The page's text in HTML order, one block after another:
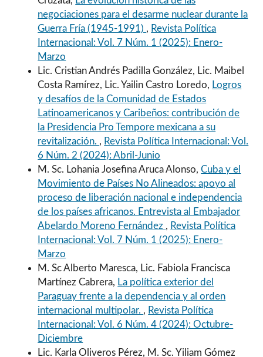
negociaciones para el desarme nuclear durante la
Guerra Fría (1945-1991) , Revista Política
Internacional: Vol. 7 Núm. 1 (2025): Enero-
Marzo
Lic. Cristian Andrés Padilla González, Lic. Maibel
Costa Ramírez, Lic. Yailin Castro Loredo, Logros
y desafíos de la Comunidad de Estados
Latinoamericanos y Caribeños: contribución de
la Presidencia Pro Tempore mexicana a su
revitalización. , Revista Política Internacional: Vol.
6 Núm. 2 (2024): Abril-Junio
M. Sc. Lohania Josefina Aruca Alonso,Cuba y el
Movimiento de Países No Alineados: apoyo al
proceso de liberación nacional e independencia
de los países africanos. Entrevista al Embajador
Abelardo Moreno Fernández , Revista Política
Internacional: Vol. 7 Núm. 1 (2025): Enero-
Marzo
M. Sc Alberto Maresca, Lic. Fabiola Francisca
Martínez Cabrera, La política exterior del
Paraguay frente a la dependencia y al orden
internacional multipolar. , Revista Política
Internacional: Vol. 6 Núm. 4 (2024): Octubre-
Diciembre
Lic. Karla Oliveros Pérez, M. Sc. Yiliam Gómez